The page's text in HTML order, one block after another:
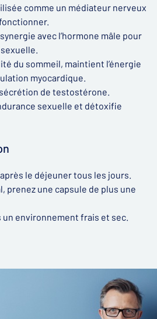
comme un médiateur nerveux
avec l’hormone mâle pour
du sommeil, maintient l’énergie
myocardique.
de testostérone.
sexuelle et détoxifie
le déjeuner tous les jours.
prenez une capsule de plus une
environnement frais et sec.